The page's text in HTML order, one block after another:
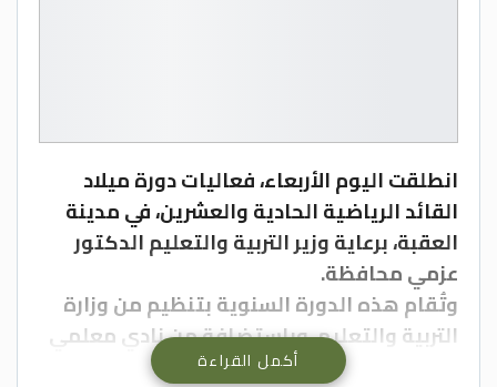
انطلقت اليوم الأربعاء، فعاليات دورة ميلاد
القائد الرياضية الحادية والعشرين، في مدينة
العقبة، برعاية وزير التربية والتعليم الدكتور
عزمي محافظة.
وتُقام هذه الدورة السنوية بتنظيم من وزارة
التربية والتعليم، وباستضافة من نادي معلمي
محافظة معان، احتفاءً بعيد ميلاد جلالة الملك
أكمل القراءة